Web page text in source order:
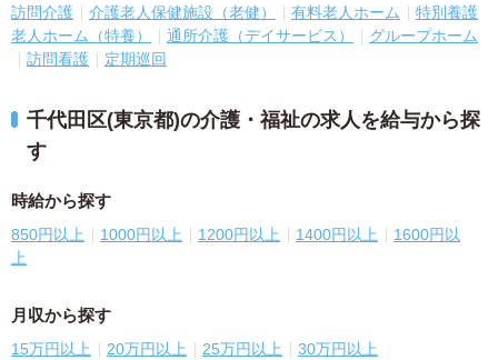
訪問介護 介護老人保健施設（老健） 有料老人ホーム
特別養護
老人ホーム（特養）
通所介護（デイサービス）
グループホーム
訪問看護
定期巡回
千代田区(東京都)の介護・福祉の求人を給与から探
す
時給から探す
850円以上 1000円以上 1200円以上 1400円以上
1600円以
上
月収から探す
15万円以上 20万円以上 25万円以上 30万円以上